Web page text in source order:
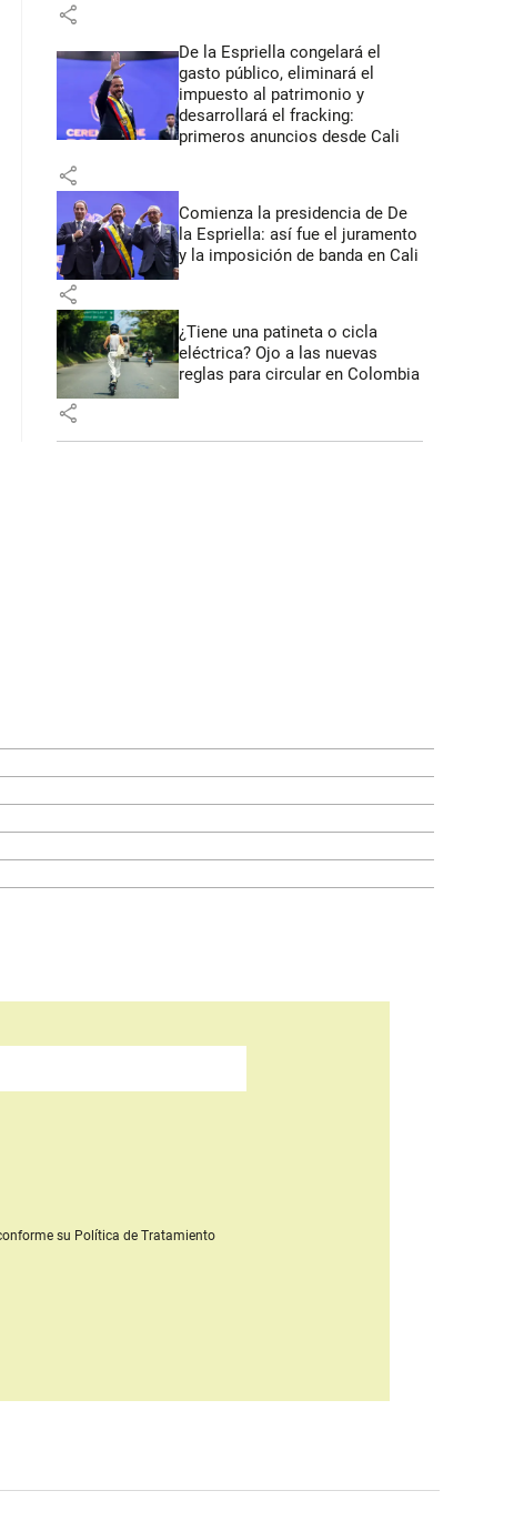
share
De la Espriella congelará el
gasto público, eliminará el
impuesto al patrimonio y
desarrollará el fracking:
primeros anuncios desde Cali
share
Comienza la presidencia de De
la Espriella: así fue el juramento
y la imposición de banda en Cali
share
¿Tiene una patineta o cicla
eléctrica? Ojo a las nuevas
reglas para circular en Colombia
share
su Política de Tratamiento